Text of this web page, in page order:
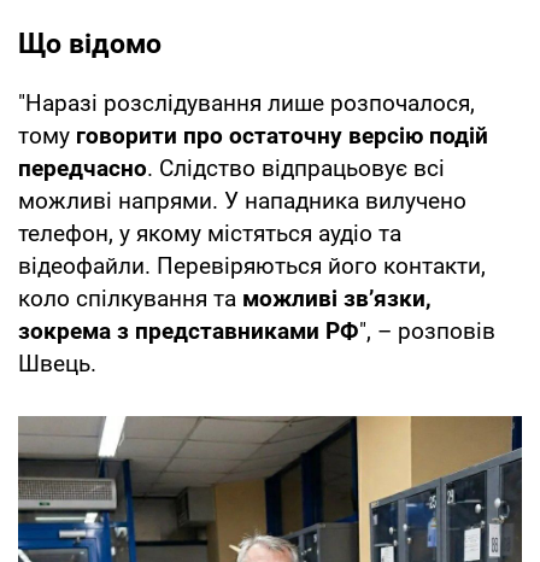
Що відомо
"Наразі розслідування лише розпочалося,
тому говорити про остаточну версію подій
передчасно. Слідство відпрацьовує всі
можливі напрями. У нападника вилучено
телефон, у якому містяться аудіо та
відеофайли. Перевіряються його контакти,
коло спілкування та можливі зв’язки,
зокрема з представниками РФ", – розповів
Швець.